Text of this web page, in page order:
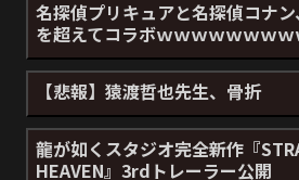
名探偵プリキュアと名探偵コナ
を超えてコラボｗｗｗｗｗｗｗｗ
【悲報】猿渡哲也先生、骨折
龍が如くスタジオ完全新作『
HEAVEN』3rdトレーラー公開